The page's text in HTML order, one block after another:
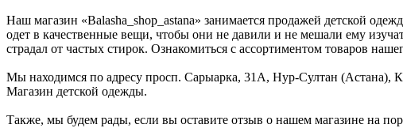
Наш магазин «Balasha_shop_astana» занимается продажей детской
одет в качественные вещи, чтобы они не давили и не мешали ему
страдал от частых стирок. Ознакомиться с ассортиментом товаров
Мы находимся по адресу просп. Сарыарка, 31А, Нур-Султан (Астана),
Магазин детской одежды.
Также, мы будем рады, если вы оставите отзыв о нашем магазине на